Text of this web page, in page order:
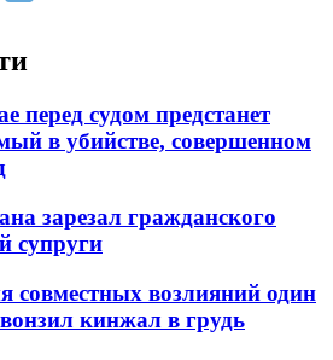
перед судом предстанет
в убийстве, совершенном
зарезал гражданского
супруги
совместных возлияний один
кинжал в грудь